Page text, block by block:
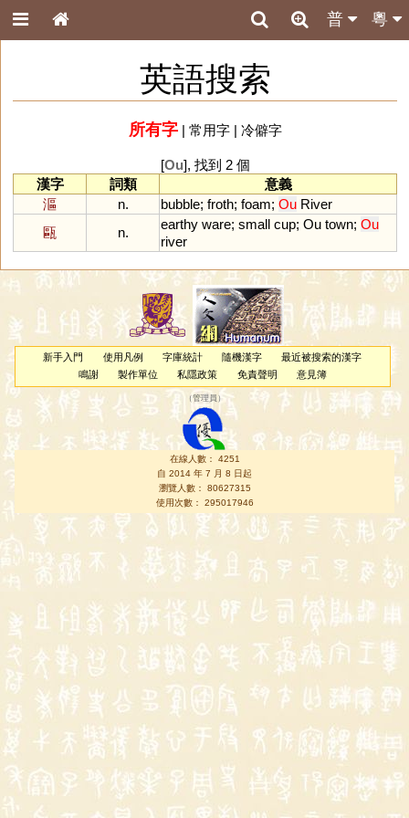
粵
普
英語搜索
所有字| 常用字| 冷僻字
[Ou], 找到 2 個
漢字
詞類
意義
漚
n. bubble; froth; foam; Ou River
甌
n.
earthy ware; small cup; Ou town; Ou
river
新手入門 使用凡例 字庫統計 隨機漢字
最近被搜索的漢字
鳴謝
製作單位 私隱政策 免責聲明 意見簿
（管理員 ）
在線人數： 4251
自 2014 年 7 月 8 日起
瀏覽人數： 80627315
使用次數： 295017946